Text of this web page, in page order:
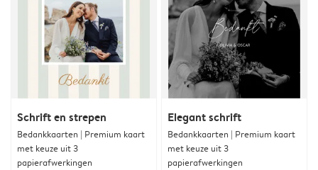
Schrift en strepen
Bedankkaarten | Premium kaart
met keuze uit 3
papierafwerkingen
Elegant schrift
Bedankkaarten | Premium kaart
met keuze uit 3
papierafwerkingen